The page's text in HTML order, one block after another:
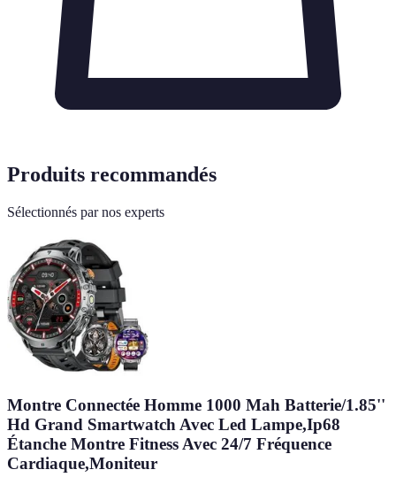
Produits recommandés
Sélectionnés par nos experts
Montre Connectée Homme 1000 Mah Batterie/1.85''
Hd Grand Smartwatch Avec Led Lampe,Ip68
Étanche Montre Fitness Avec 24/7 Fréquence
Cardiaque,Moniteur